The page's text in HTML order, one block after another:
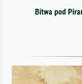
Bitwa pod